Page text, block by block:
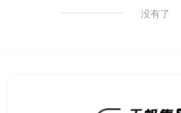
没有了